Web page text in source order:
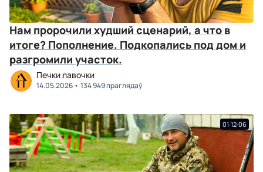
Нам пророчили худший сценарий, а что в
итоге? Пополнение. Подкопались под дом и
разгромили участок.
Печки лавочки
14.05.2026 134 949 праглядаў
01:12:06